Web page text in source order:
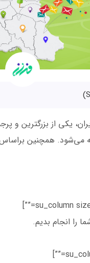
یکی از بزرگترین
می‌شود. همچنین
را انجام بدیم.